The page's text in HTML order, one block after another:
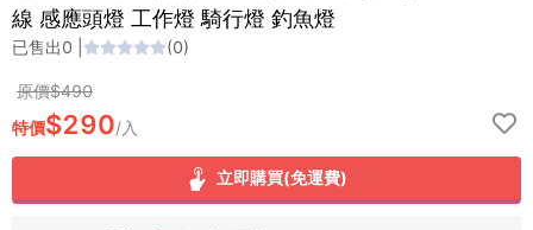
線 感應頭燈 工作燈 騎行燈 釣魚燈
已售出0 (0)
原價$490
特價$290/入
立即購買(免運費)